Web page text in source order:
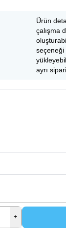
Ürün
çalışma
seçeneği
ayrı
+